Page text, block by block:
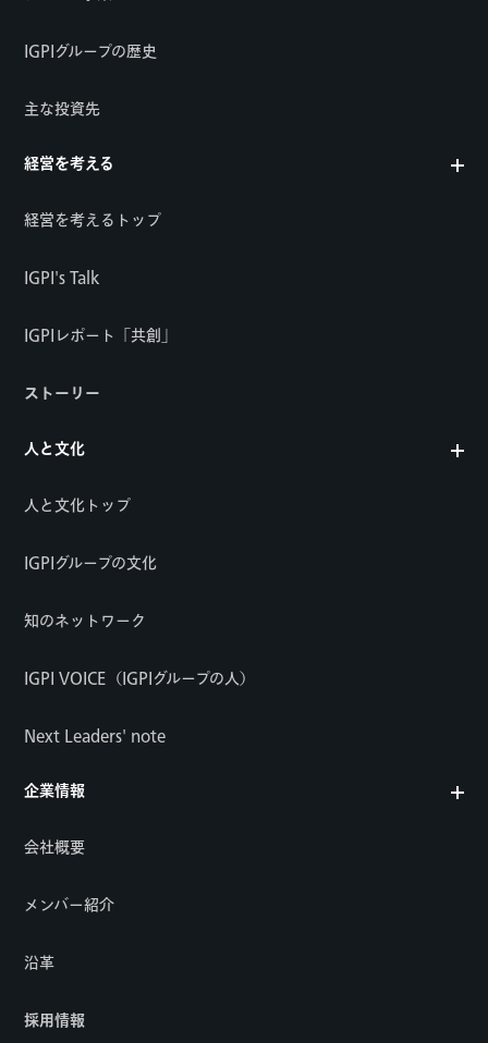
IGPIグループの歴史
主な投資先
経営を考える
経営を考えるトップ
IGPI's Talk
IGPIレポート「共創」
ストーリー
人と文化
人と文化トップ
IGPIグループの文化
知のネットワーク
IGPI VOICE（IGPIグループの人）
Next Leaders' note
企業情報
会社概要
メンバー紹介
沿革
採用情報